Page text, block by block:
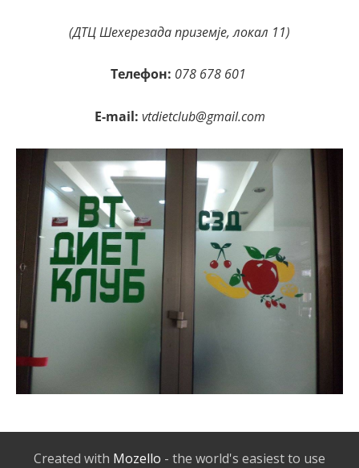
(ДТЦ Шехерезада приземје, локал 11)
Телефон: 078 678 601
E-mail: vtdietclub@gmail.com
Created with Mozello - the world's easiest to use